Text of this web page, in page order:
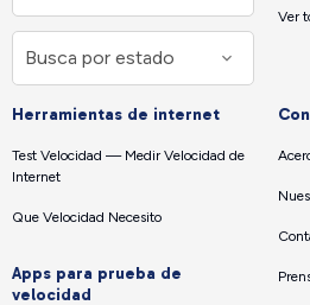
Ver
Herramientas de internet
Test Velocidad — Medir Velocidad de
Internet
Que Velocidad Necesito
Apps para prueba de
velocidad